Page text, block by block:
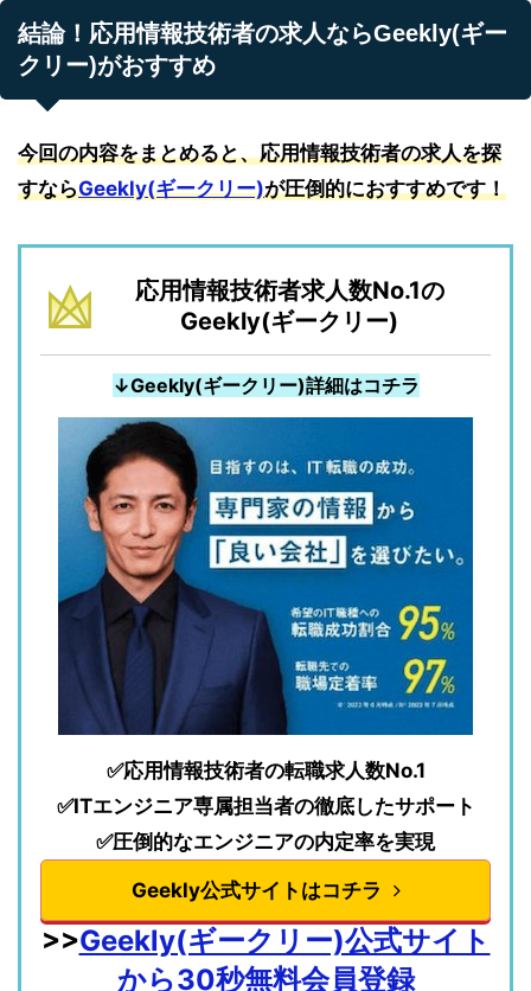
結論！応用情報技術者の求人ならGeekly(ギー
クリー)がおすすめ
今回の内容をまとめると、応用情報技術者の求人を探
すならGeekly(ギークリー)が圧倒的におすすめです！
応用情報技術者求人数No.1の
Geekly(ギークリー)
↓Geekly(ギークリー)詳細はコチラ
✅応用情報技術者の転職求人数No.1
✅ITエンジニア専属担当者の徹底したサポート
✅圧倒的なエンジニアの内定率を実現
Geekly公式サイトはコチラ
>>Geekly(ギークリー)公式サイト
から30秒無料会員登録